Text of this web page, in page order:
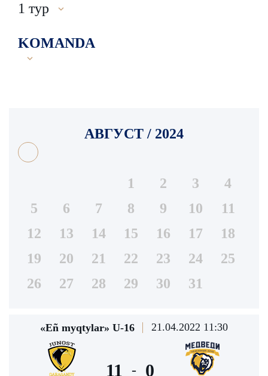
1 тур
KOMANDA
АВГУСТ / 2024
1 2 3
4
5
6 7 8 9 10
11
12
13 14 15 16 17
18
19
20 21 22 23 24
25
26
27 28 29 30 31
«Eñ myqtylar» U-16 21.04.2022 11:30
11 - 0